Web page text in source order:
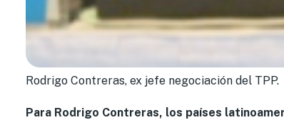
Rodrigo Contreras, ex jefe negociación del TPP.
Para Rodrigo Contreras, los países